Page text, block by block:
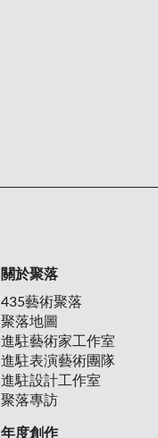
關於聚落
435藝術聚落
聚落地圖
進駐藝術家工作室
進駐表演藝術團隊
進駐設計工作室
聚落專訪
年度創作